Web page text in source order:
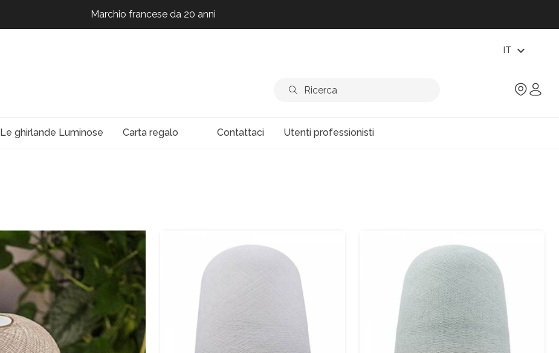
Marchio francese da 20 anni
Marchio francese da 20 anni
IT expand_more
Le ghirlande Luminose Carta regalo Contattaci Utenti professionisti